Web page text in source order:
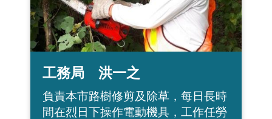
工務局 洪一之
負責本市路樹修剪及除草，每日長時
間在烈日下操作電動機具，工作任勞